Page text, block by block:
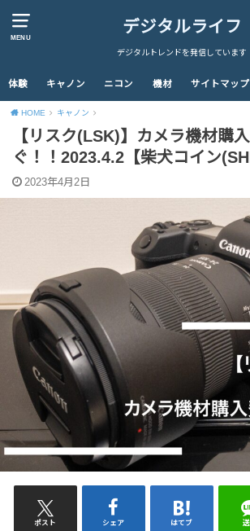
MENU
デジタルライフ
デジタルトレンドを発信しています
体験 キャノン ニコン 機材 サイトマップ
HOME キャノン
【リスク(LSK)】カメラ機材購
ぐ！！2023.4.2【柴犬コイン
2023年4月2日
ポスト シェア はてブ